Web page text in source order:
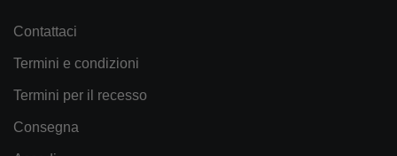
Contattaci
Termini e condizioni
Termini per il recesso
Consegna